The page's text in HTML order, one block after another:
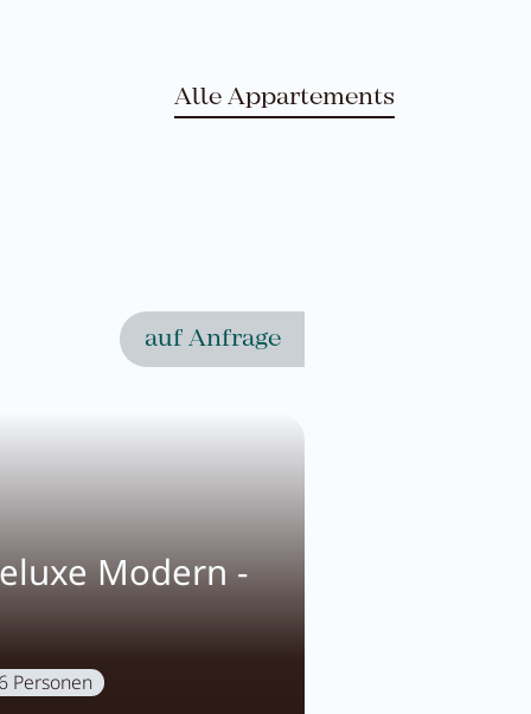
Alle Appartements
Modern -
auf Anfrage
Personen